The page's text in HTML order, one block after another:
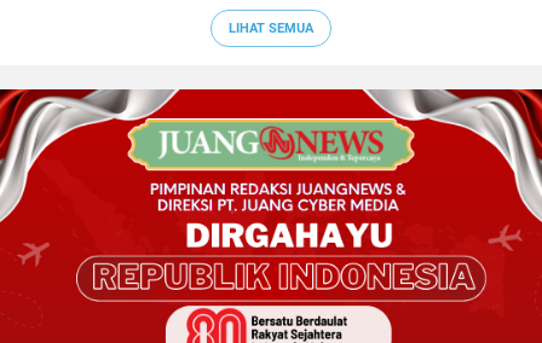
LIHAT SEMUA